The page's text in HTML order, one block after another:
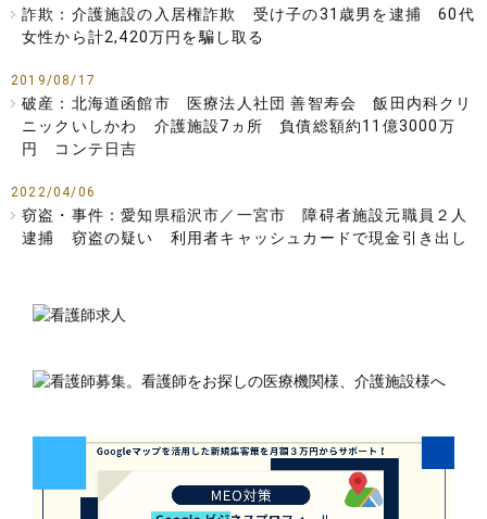
詐欺：介護施設の入居権詐欺 受け子の31歳男を逮捕 60代
女性から計2,420万円を騙し取る
2019/08/17
破産：北海道函館市 医療法人社団 善智寿会 飯田内科クリ
ニックいしかわ 介護施設7ヵ所 負債総額約11億3000万
円 コンテ日吉
2022/04/06
窃盗・事件：愛知県稲沢市／一宮市 障碍者施設元職員２人
逮捕 窃盗の疑い 利用者キャッシュカードで現金引き出し